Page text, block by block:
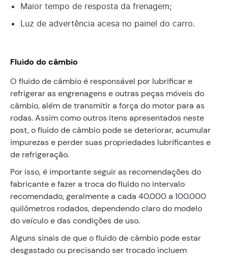
Maior tempo de resposta da frenagem;
Luz de advertência acesa no painel do carro.
Fluido do câmbio
O fluido de câmbio é responsável por lubrificar e
refrigerar as engrenagens e outras peças móveis do
câmbio, além de transmitir a força do motor para as
rodas. Assim como outros itens apresentados neste
post, o fluido de câmbio pode se deteriorar, acumular
impurezas e perder suas propriedades lubrificantes e
de refrigeração.
Por isso, é importante seguir as recomendações do
fabricante e fazer a troca do fluido no intervalo
recomendado, geralmente a cada 40.000 a 100.000
quilômetros rodados, dependendo claro do modelo
do veículo e das condições de uso.
Alguns sinais de que o fluido de câmbio pode estar
desgastado ou precisando ser trocado incluem